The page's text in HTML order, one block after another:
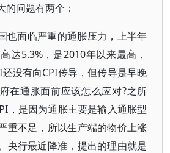
的问题有两个：
也面临严重的通胀压力，上半年
达5.3%，是2010年以来最高，
没有向CPI传导，但传导是早晚
在通胀面前应该怎么应对?之所
，是因为通胀主要是输入通胀型
重不足，所以生产端的物价上涨
央行最近降准，提出的理由就是